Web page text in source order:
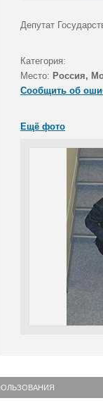
Депутат
Категория:
Место: Россия,
Сообщить об
Ещё фото